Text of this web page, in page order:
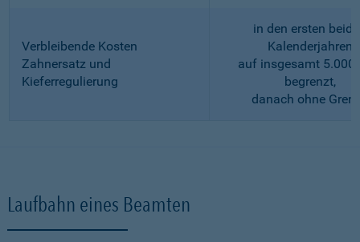
Verbleibende Kosten
Zahnersatz und
Kieferregulierung
in den ersten
Kalenderjahren
auf insgesamt 5.000
begrenzt,
danach ohne
Laufbahn eines Beamten